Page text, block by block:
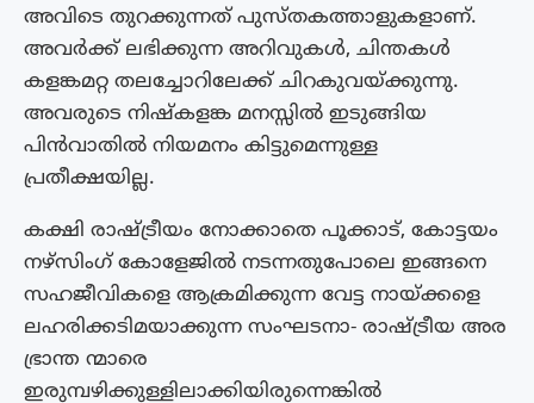
അവിടെ തുറക്കുന്നത് പുസ്‌തകത്താളുകളാണ്.
അവർക്ക് ലഭിക്കുന്ന അറിവുകൾ, ചിന്തകൾ
കളങ്കമറ്റ തലച്ചോറിലേക്ക് ചിറകുവയ്ക്കുന്നു.
അവരുടെ നിഷ്‌കളങ്ക മനസ്സിൽ ഇടുങ്ങിയ
പിൻവാതിൽ നിയമനം കിട്ടുമെന്നുള്ള
പ്രതീക്ഷയില്ല.
കക്ഷി രാഷ്ട്രീയം നോക്കാതെ പൂക്കാട്, കോട്ടയം
നഴ്‌സിംഗ് കോളേജിൽ നടന്നതുപോലെ ഇങ്ങനെ
സഹജീവികളെ ആക്രമിക്കുന്ന വേട്ട നായ്ക്കളെ
ലഹരിക്കടിമയാക്കുന്ന സംഘടനാ- രാഷ്ട്രീയ അര
ഭ്രാന്ത ന്മാരെ
ഇരുമ്പഴിക്കുള്ളിലാക്കിയിരുന്നെങ്കിൽ